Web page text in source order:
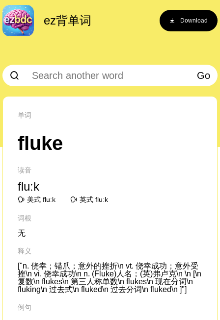
ez背单词 Download
Go
单词
fluke
读音
fluːk
美式 fluːk 英式 fluːk
词根
无
释义
["n. 侥幸；锚爪；意外的挫折\n vt. 侥幸成功；意外受
挫\n vi. 侥幸成功\n n. (Fluke)人名；(英)弗卢克\n \n [\n
复数\n flukes\n 第三人称单数\n flukes\n 现在分词\n
fluking\n 过去式\n fluked\n 过去分词\n fluked\n ]"]
例句